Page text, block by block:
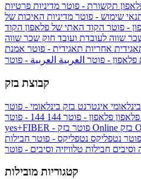
תקשורת - פוטר מדיניות פרטיות
שימוש - פוטר מדיניות האיכות של
- פוטר הקוד האתי של פלאפון הקוד
שווה לעובדת ועובד חוק שכר שווה
אחריות תאגידית - פוטר אמנת
- פוטר العربية العربية - פוטר
קבוצת בזק
אינטרנט בזק בינלאומי - פוטר
פלאפון פלאפון - פוטר 144
yes+FIBER - פוטר בזק Online
נטפליקס נטפליקס - פוטר חבילות
וסיבים חבילות טלוויזיה וסיבים - פוטר
קטגוריות מובילות